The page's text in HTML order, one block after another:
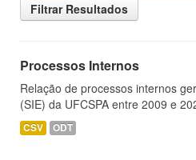
Filtrar Resultados
Processos Internos
Relação de processos internos
(SIE) da UFCSPA entre 2009 e
CSV ODT